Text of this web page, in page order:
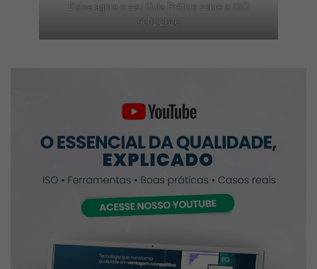
Baixe agora o seu Guia Prático sobre a ISO
9001:2026